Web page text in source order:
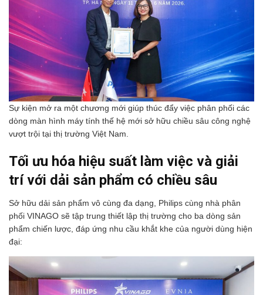
Sự kiện mở ra một chương mới giúp thúc đẩy việc phân phối các
dòng màn hình máy tính thế hệ mới sở hữu chiều sâu công nghệ
vượt trội tại thị trường Việt Nam.
Tối ưu hóa hiệu suất làm việc và giải
trí với dải sản phẩm có chiều sâu
Sở hữu dải sản phẩm vô cùng đa dạng, Philips cùng nhà phân
phối VINAGO sẽ tập trung thiết lập thị trường cho ba dòng sản
phẩm chiến lược, đáp ứng nhu cầu khắt khe của người dùng hiện
đại: